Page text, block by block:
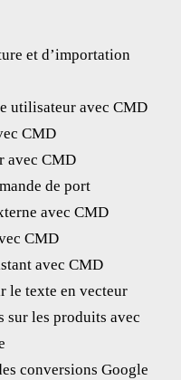
et d’importation
utilisateur avec CMD
CMD
avec CMD
de port
avec CMD
CMD
avec CMD
le texte en vecteur
les produits avec
conversions Google